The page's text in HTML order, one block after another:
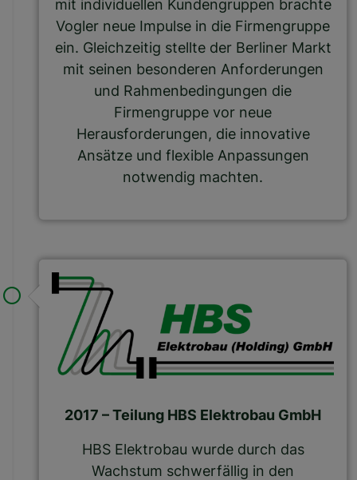
mit individuellen Kundengruppen brachte
Vogler neue Impulse in die Firmengruppe
ein. Gleichzeitig stellte der Berliner Markt
mit seinen besonderen Anforderungen
und Rahmenbedingungen die
Firmengruppe vor neue
Herausforderungen, die innovative
Ansätze und flexible Anpassungen
notwendig machten.
2017 – Teilung HBS Elektrobau GmbH
HBS Elektrobau wurde durch das
Wachstum schwerfällig in den